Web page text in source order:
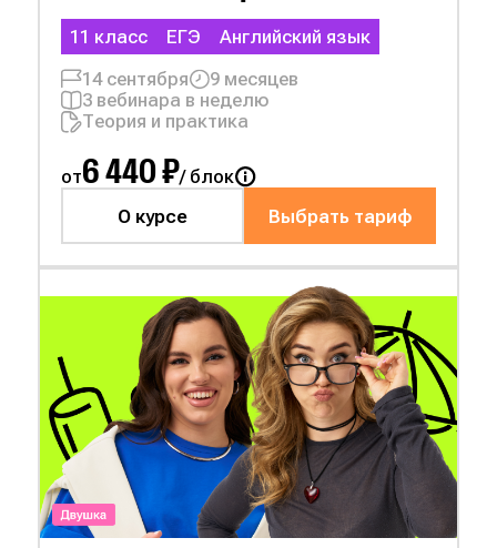
11 класс ЕГЭ
Английский язык
14 сентября
9 месяцев
3 вебинара в неделю
Теория и практика
от6 440 ₽/ блок
Выбрать тариф
О курсе